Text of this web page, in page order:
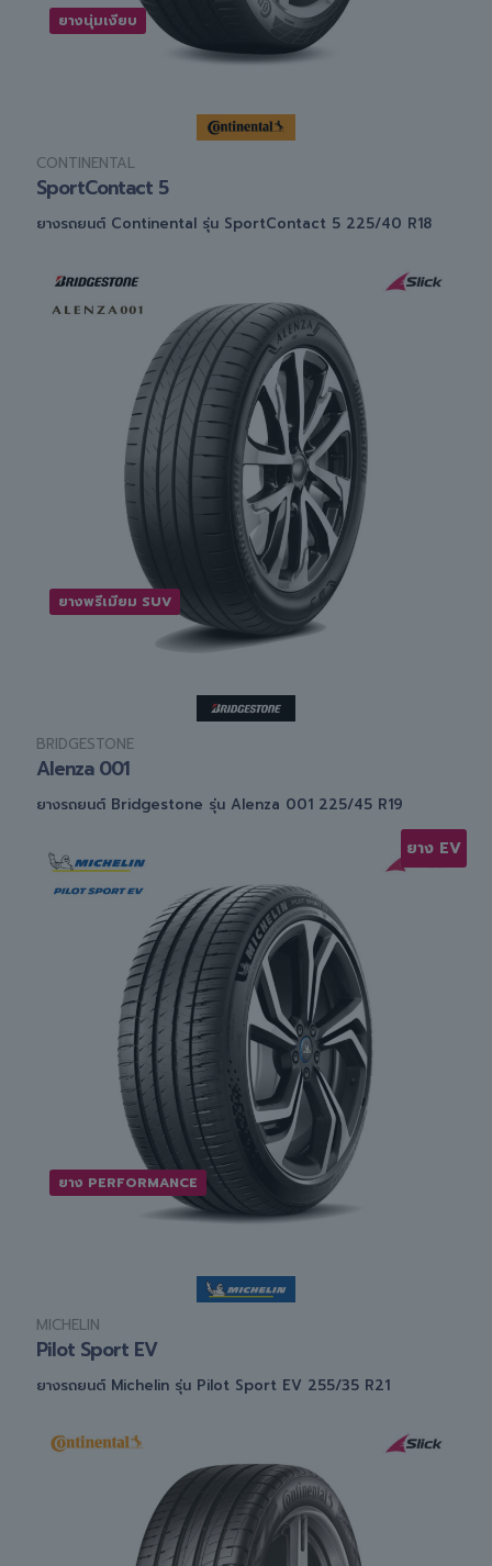
ยางนุ่มเงียบ
CONTINENTAL
SportContact 5
ยางรถยนต์ Continental รุ่น SportContact 5 225/40 R18
ยางพรีเมียม SUV
BRIDGESTONE
Alenza 001
ยางรถยนต์ Bridgestone รุ่น Alenza 001 225/45 R19
ยาง PERFORMANCE
MICHELIN
Pilot Sport EV
ยาง EV
ยางรถยนต์ Michelin รุ่น Pilot Sport EV 255/35 R21